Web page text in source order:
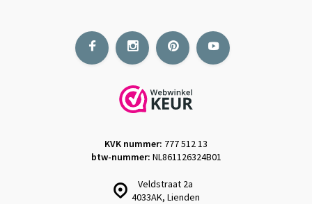
Veldstraat 2a
4033AK, Lienden
KVK nummer: 777 512 13
btw-nummer: NL861126324B01